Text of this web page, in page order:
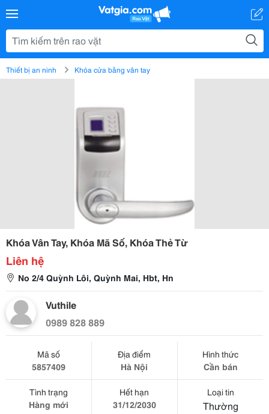
Thiết bị an ninh Khóa cửa bằng vân tay
Khóa Vân Tay, Khóa Mã Số, Khóa Thẻ Từ
Liên hệ
No 2/4 Quỳnh Lôi, Quỳnh Mai, Hbt, Hn
Vuthile
0989 828 889
Mã số
5857409
Địa điểm
Hà Nội
Hình thức
Cần bán
Tình trạng
Hàng mới
Hết hạn
31/12/2030
Loại tin
Thường